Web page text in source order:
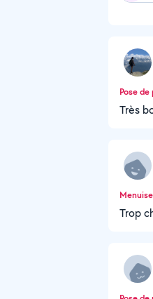
Pose
Très
Trop